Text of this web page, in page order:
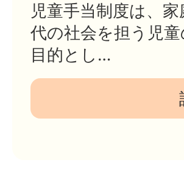
児童手当制度は、
代の社会を担う児
目的とし…